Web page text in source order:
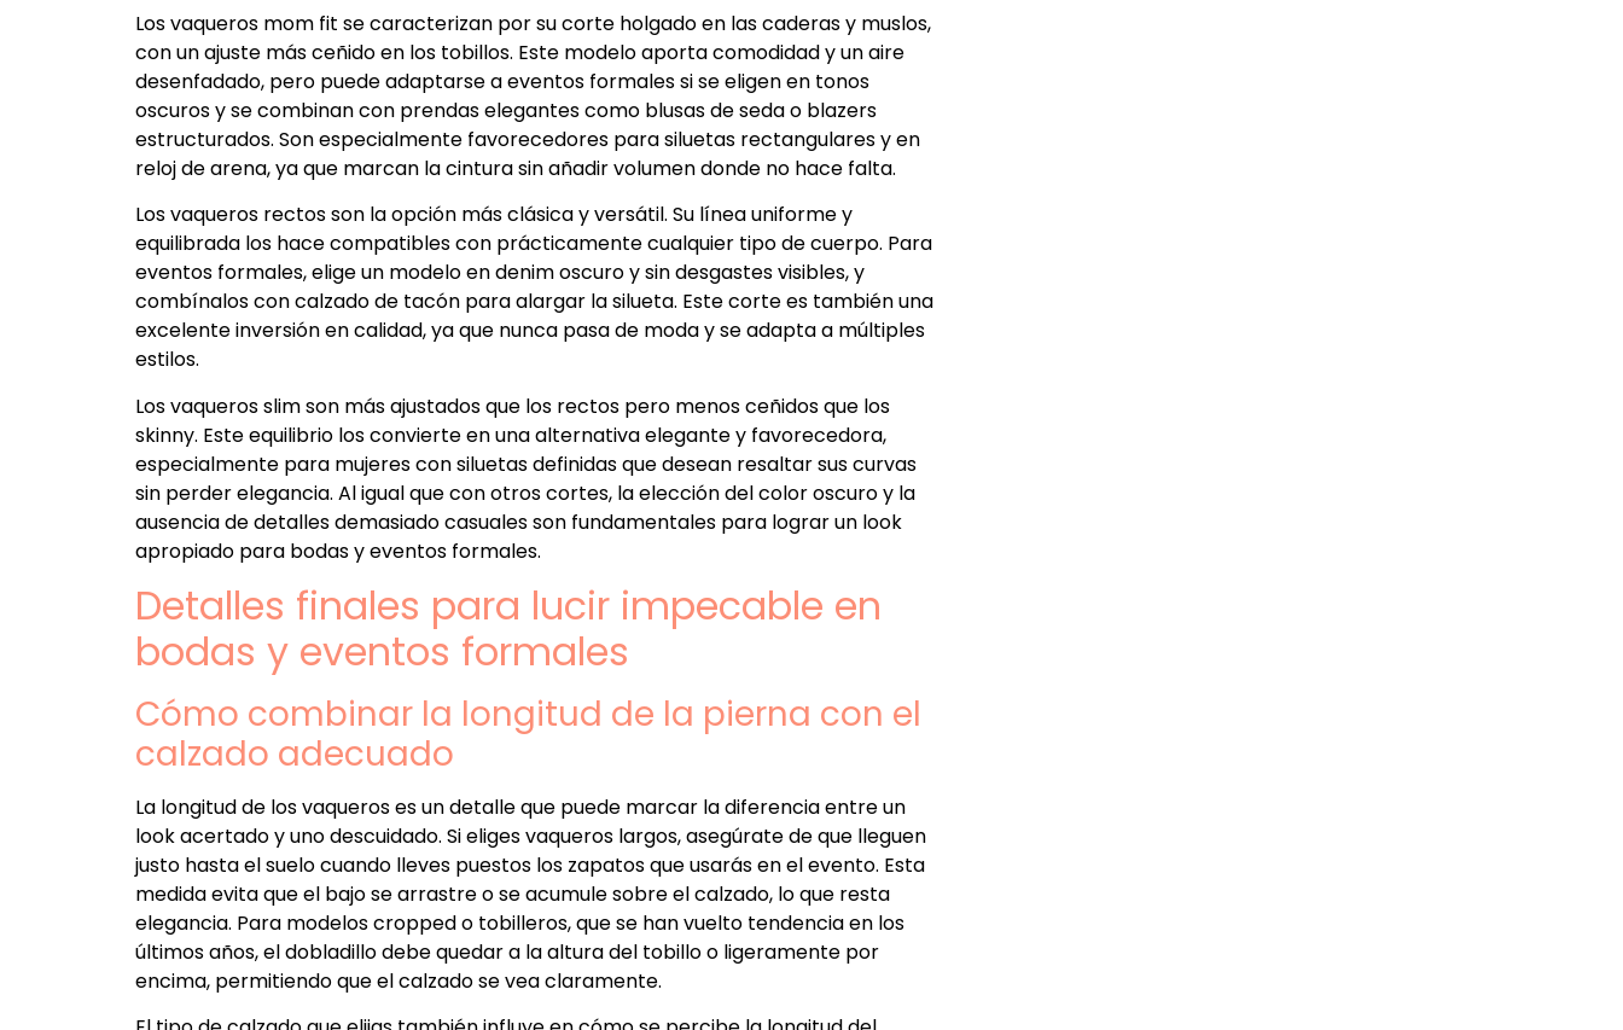
Los vaqueros mom fit se caracterizan por su corte holgado en las caderas y muslos,
con un ajuste más ceñido en los tobillos. Este modelo aporta comodidad y un aire
desenfadado, pero puede adaptarse a eventos formales si se eligen en tonos
oscuros y se combinan con prendas elegantes como blusas de seda o blazers
estructurados. Son especialmente favorecedores para siluetas rectangulares y en
reloj de arena, ya que marcan la cintura sin añadir volumen donde no hace falta.
Los vaqueros rectos son la opción más clásica y versátil. Su línea uniforme y
equilibrada los hace compatibles con prácticamente cualquier tipo de cuerpo. Para
eventos formales, elige un modelo en denim oscuro y sin desgastes visibles, y
combínalos con calzado de tacón para alargar la silueta. Este corte es también una
excelente inversión en calidad, ya que nunca pasa de moda y se adapta a múltiples
estilos.
Los vaqueros slim son más ajustados que los rectos pero menos ceñidos que los
skinny. Este equilibrio los convierte en una alternativa elegante y favorecedora,
especialmente para mujeres con siluetas definidas que desean resaltar sus curvas
sin perder elegancia. Al igual que con otros cortes, la elección del color oscuro y la
ausencia de detalles demasiado casuales son fundamentales para lograr un look
apropiado para bodas y eventos formales.
Detalles finales para lucir impecable en
bodas y eventos formales
Cómo combinar la longitud de la pierna con el
calzado adecuado
La longitud de los vaqueros es un detalle que puede marcar la diferencia entre un
look acertado y uno descuidado. Si eliges vaqueros largos, asegúrate de que lleguen
justo hasta el suelo cuando lleves puestos los zapatos que usarás en el evento. Esta
medida evita que el bajo se arrastre o se acumule sobre el calzado, lo que resta
elegancia. Para modelos cropped o tobilleros, que se han vuelto tendencia en los
últimos años, el dobladillo debe quedar a la altura del tobillo o ligeramente por
encima, permitiendo que el calzado se vea claramente.